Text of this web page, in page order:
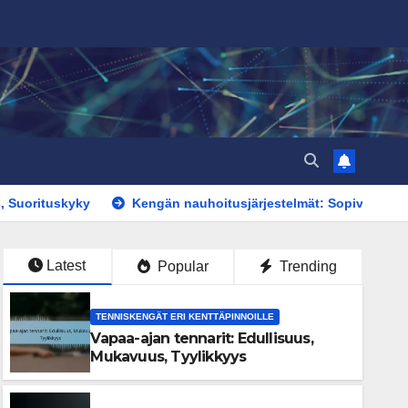
Kengän nauhoitusjärjestelmät: Sopivuus, säädettävyys,
Latest Popular Trending
TENNISKENGÄT ERI KENTTÄPINNOILLE
Vapaa-ajan tennarit: Edullisuus,
Mukavuus, Tyylikkyys